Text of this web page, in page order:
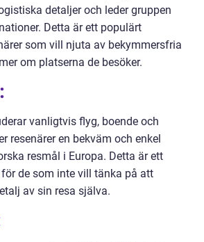
detaljer och leder gruppen
Detta är ett populärt
som vill njuta av bekymmersfria
om platserna de besöker.
vanligtvis flyg, boende och
resenärer en bekväm och enkel
resmål i Europa. Detta är ett
de som inte vill tänka på att
av sin resa själva.